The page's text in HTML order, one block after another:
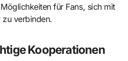
für Fans, sich mit
zu verbinden.
Kooperationen